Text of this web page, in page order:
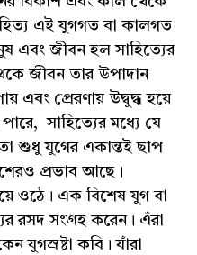
এই যুগগত বা কালগত
এবং জীবন হল সাহিত্যের
জীবন তার উপাদান
এবং প্রেরণায় উদ্বুদ্ধ হয়ে
সাহিত্যের মধ্যে যে
শুধু যুগের একান্তই ছাপ
প্রভাব আছে।
ওঠে। এক বিশেষ যুগ বা
রসদ সংগ্রহ করেন। এঁরা
যুগস্রষ্টা কবি। যাঁরা